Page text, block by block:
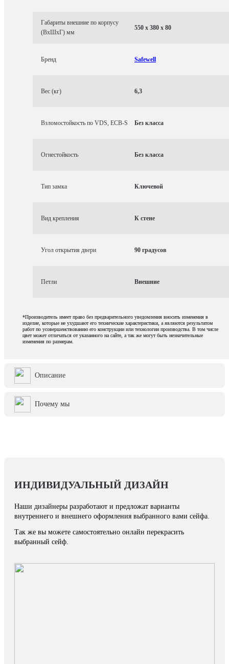
Габариты внешние по корпусу
(ВхШхГ) мм
550 x 380 x 80
Бренд Safewell
Вес (кг) 6,3
Взломостойкость по VDS, ECB-S Без класса
Огнестойкость Без класса
Тип замка Ключевой
Вид крепления К стене
Угол открытия двери 90 градусов
Петли Внешние
*Производитель имеет право без предварительного уведомления вносить изменения в
изделие, которые не ухудшают его технические характеристики, а являются результатом
работ по усовершенствованию его конструкции или технологии производства. В том числе
цвет может отличаться от указанного на сайте, а так же могут быть незначительные
изменения по размерам.
Описание
Почему мы
ИНДИВИДУАЛЬНЫЙ ДИЗАЙН
Наши дизайнеры разработают и предложат варианты
внутреннего и внешнего оформления выбранного вами сейфа.
Так же вы можете самостоятельно онлайн перекрасить
выбранный сейф.